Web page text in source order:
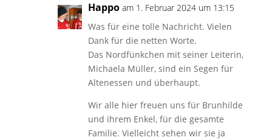
Happo am 1. Februar 2024 um 13:15
Was für eine tolle Nachricht. Vielen
Dank für die netten Worte.
Das Nordfünkchen mit seiner Leiterin,
Michaela Müller, sind ein Segen für
Altenessen und überhaupt.
Wir alle hier freuen uns für Brunhilde
und ihrem Enkel, für die gesamte
Familie. Vielleicht sehen wir sie ja